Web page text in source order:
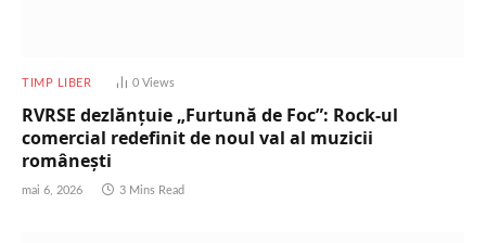
TIMP LIBER 0 Views
RVRSE dezlănțuie „Furtună de Foc”: Rock-ul
comercial redefinit de noul val al muzicii
românești
mai 6, 2026 3 Mins Read